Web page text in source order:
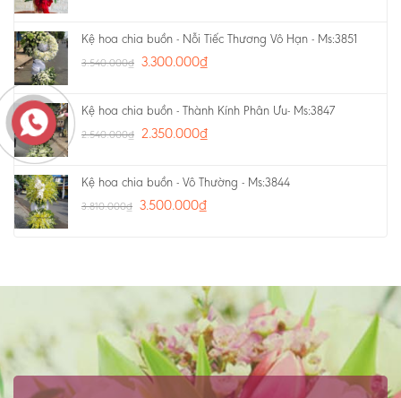
Kệ hoa chia buồn - Nỗi Tiếc Thương Vô Hạn - Ms:3851
3.540.000₫ 3.300.000₫
Kệ hoa chia buồn - Thành Kính Phân Ưu- Ms:3847
2.540.000₫ 2.350.000₫
Kệ hoa chia buồn - Vô Thường - Ms:3844
3.810.000₫ 3.500.000₫